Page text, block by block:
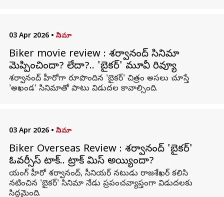
03 Apr 2026 • సినిమా
Biker movie review : శర్వానంద్ సినిమా
మెప్పించిందా? లేదా?.. 'బైకర్' మూవీ రివ్యూ
శర్వానంద్ హీరోగా రూపొందిన 'బైకర్' చిత్రం అసలు చూస్తే
'అఖండ' సినిమాతో పాటు విడుదల కావాల్సింది.
03 Apr 2026 • సినిమా
Biker Overseas Review : శర్వానంద్ 'బైకర్'
ఓవర్సీస్ టాక్.. ట్రాక్ మిస్ అయ్యిందా?
యంగ్ హీరో శర్వానంద్, సీనియర్ నటుడు రాజశేఖర్ కలిసి
నటించిన 'బైకర్' సినిమా నేడు ప్రపంచవ్యాప్తంగా విడుదలకు
సిద్ధమైంది.